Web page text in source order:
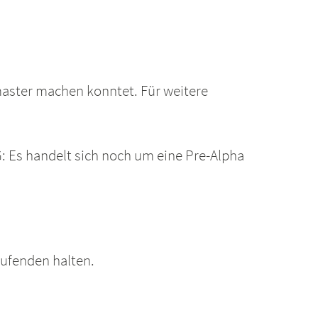
machen konntet. Für weitere
Es handelt sich noch um eine Pre-Alpha
halten.